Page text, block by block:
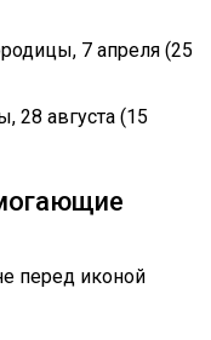
7 апреля (25
28 августа (15
перед иконой